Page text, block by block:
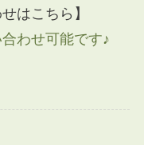
はこちら】
わせ可能です♪